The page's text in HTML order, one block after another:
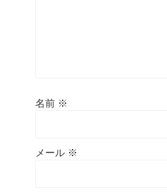
名前 ※
メール ※